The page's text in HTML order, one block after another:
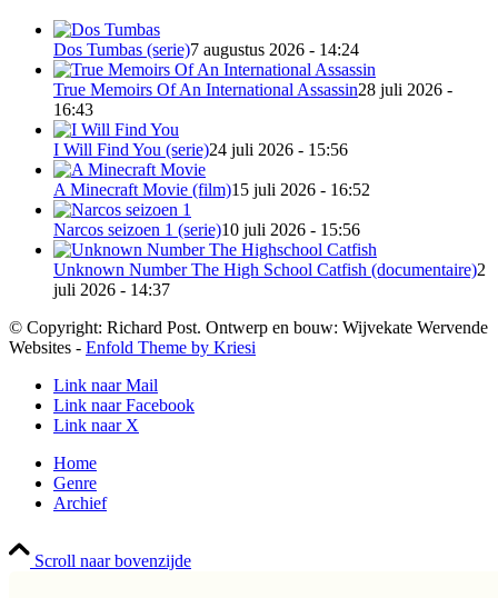
Dos Tumbas (serie)7 augustus 2026 - 14:24
True Memoirs Of An International Assassin28 juli 2026 -
16:43
I Will Find You (serie)24 juli 2026 - 15:56
A Minecraft Movie (film)15 juli 2026 - 16:52
Narcos seizoen 1 (serie)10 juli 2026 - 15:56
Unknown Number The High School Catfish (documentaire)2
juli 2026 - 14:37
© Copyright: Richard Post. Ontwerp en bouw: Wijvekate Wervende
Websites - Enfold Theme by Kriesi
Link naar Mail
Link naar Facebook
Link naar X
Home
Genre
Archief
Scroll naar bovenzijde